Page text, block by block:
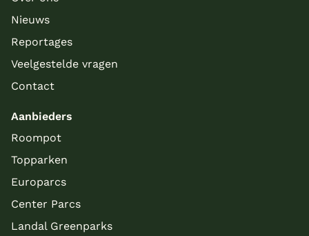
Nieuws
Reportages
Veelgestelde vragen
Contact
Aanbieders
Roompot
Topparken
Europarcs
Center Parcs
Landal Greenparks